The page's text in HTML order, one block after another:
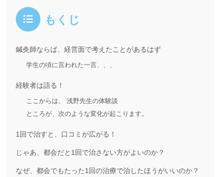
もくじ
鍼灸師ならば、経営面で考えたことがあるはず
学生の頃に言われた一言、、、
経験者は語る！
ここからは、 浅野先生の体験談
ところが、次のような変化が起こります。
1回で治すと、口コミが広がる！
じゃあ、都会だと1回で治さない方がよいのか？
なぜ、都会でもたった1回の治療で治したほうがいいのか？